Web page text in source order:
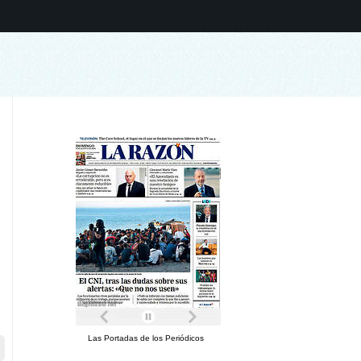
Las Portadas de los Periódicos